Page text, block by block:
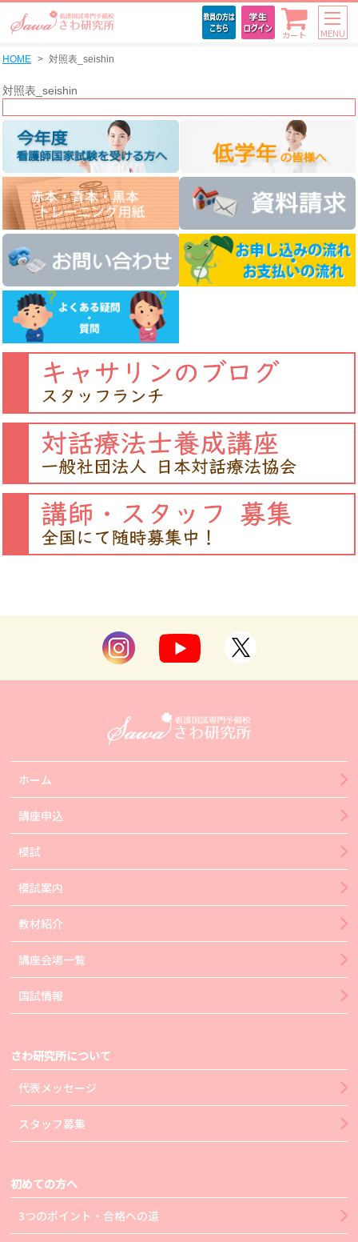
カート MENU
HOME 対照表_seishin
対照表_seishin
ホーム
講座申込
模試
模試案内
教材紹介
講座会場一覧
国試情報
さわ研究所について
代表メッセージ
スタッフ募集
初めての方へ
3つのポイント・合格への道